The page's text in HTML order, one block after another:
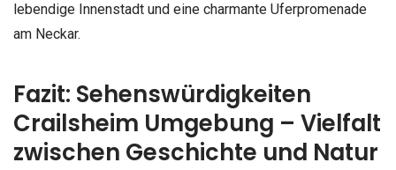
lebendige Innenstadt und eine charmante Uferpromenade
am Neckar.
Fazit: Sehenswürdigkeiten
Crailsheim Umgebung – Vielfalt
zwischen Geschichte und Natur